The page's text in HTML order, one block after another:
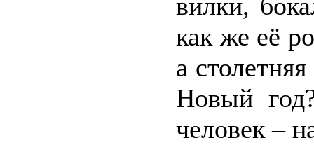
вилки,
как же её
а
Новый
человек –